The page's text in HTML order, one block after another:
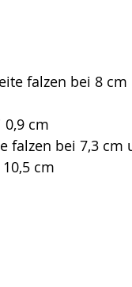
falzen bei 8
0,9 cm
falzen bei 7,3 cm
cm